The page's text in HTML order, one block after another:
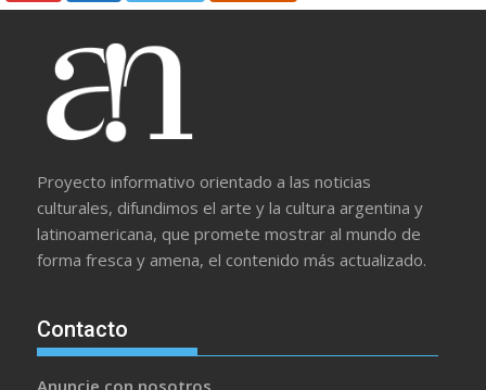
Proyecto informativo orientado a las noticias
culturales, difundimos el arte y la cultura argentina y
latinoamericana, que promete mostrar al mundo de
forma fresca y amena, el contenido más actualizado.
Contacto
Anuncie con nosotros